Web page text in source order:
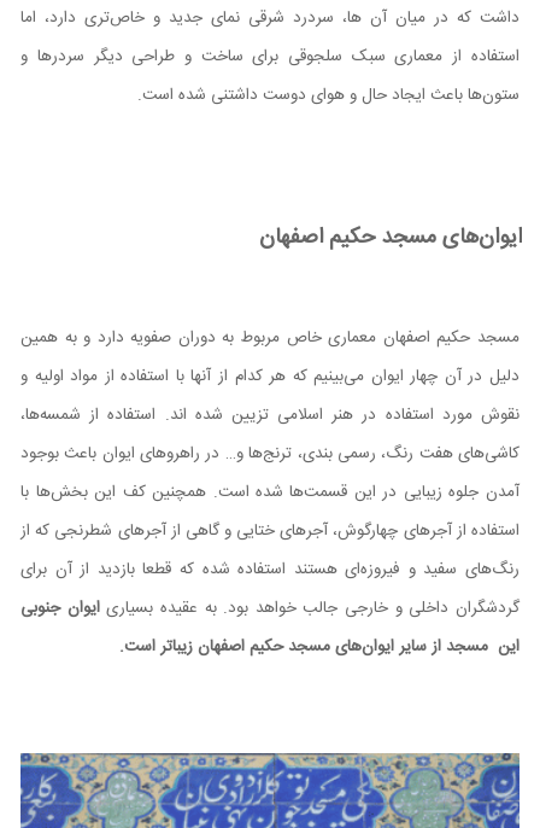
داشت که در میان آن ها، سردرد شرقی نمای جدید و خاص‌تری دارد، اما
استفاده از معماری سبک سلجوقی برای ساخت و طراحی دیگر سردرها و
ستون‌ها باعث ایجاد حال و هوای دوست داشتنی شده است.
ایوان‌های مسجد حکیم اصفهان
مسجد حکیم اصفهان معماری خاص مربوط به دوران صفویه دارد و به همین
دلیل در آن چهار ایوان می‌بینیم که هر کدام از آنها با استفاده از مواد اولیه و
نقوش مورد استفاده در هنر اسلامی تزیین شده اند. استفاده از شمسه‌ها،
کاشی‌های هفت رنگ، رسمی بندی، ترنج‌ها و… در راهرو‌های ایوان باعث بوجود
آمدن جلوه زیبایی در این قسمت‌ها شده است. همچنین کف این بخش‌ها با
استفاده از آجرهای چهارگوش، آجرهای ختایی و گاهی از آجرهای شطرنجی که از
رنگ‌های سفید و فیروزه‌ای هستند استفاده شده که قطعا بازدید از آن برای
گردشگران داخلی و خارجی جالب خواهد بود. به عقیده بسیاریایوان جنوبی
این مسجد از سایر ایوان‌های مسجد حکیم اصفهان زیباتر است.